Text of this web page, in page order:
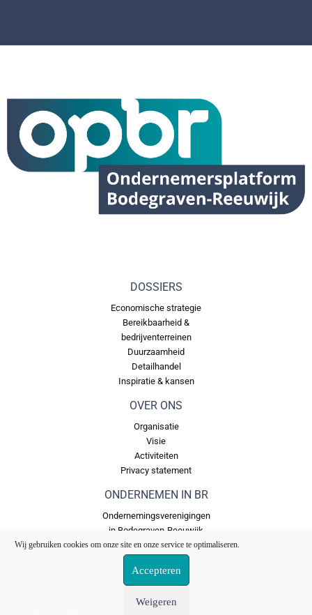
Wij gebruiken cookies om onze site en onze service te optimaliseren.
Accepteren
Weigeren
DOSSIERS
Economische strategie
Bereikbaarheid &
bedrijventerreinen
Duurzaamheid
Detailhandel
Inspiratie & kansen
OVER ONS
Organisatie
Visie
Activiteiten
Privacy statement
ONDERNEMEN IN BR
Ondernemingsverenigingen
in Bodegraven-Reeuwijk
Bedrijventerreinen in
Bodegraven Reeuwijk
Ons Fonds